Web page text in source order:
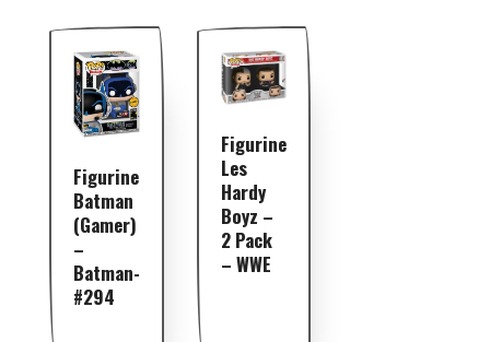
Figurine
Batman
(Gamer)
–
Batman-
#294
Figurine
Les
Hardy
Boyz –
2 Pack
– WWE